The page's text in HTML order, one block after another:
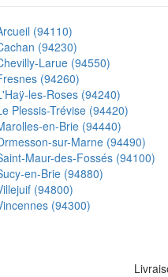
(94110)
(94230)
Larue (94550)
(94260)
les-Roses (94240)
Plessis-Trévise (94420)
en-Brie (94440)
sur-Marne (94490)
Maur-des-Fossés (94100)
en-Brie (94880)
(94800)
(94300)